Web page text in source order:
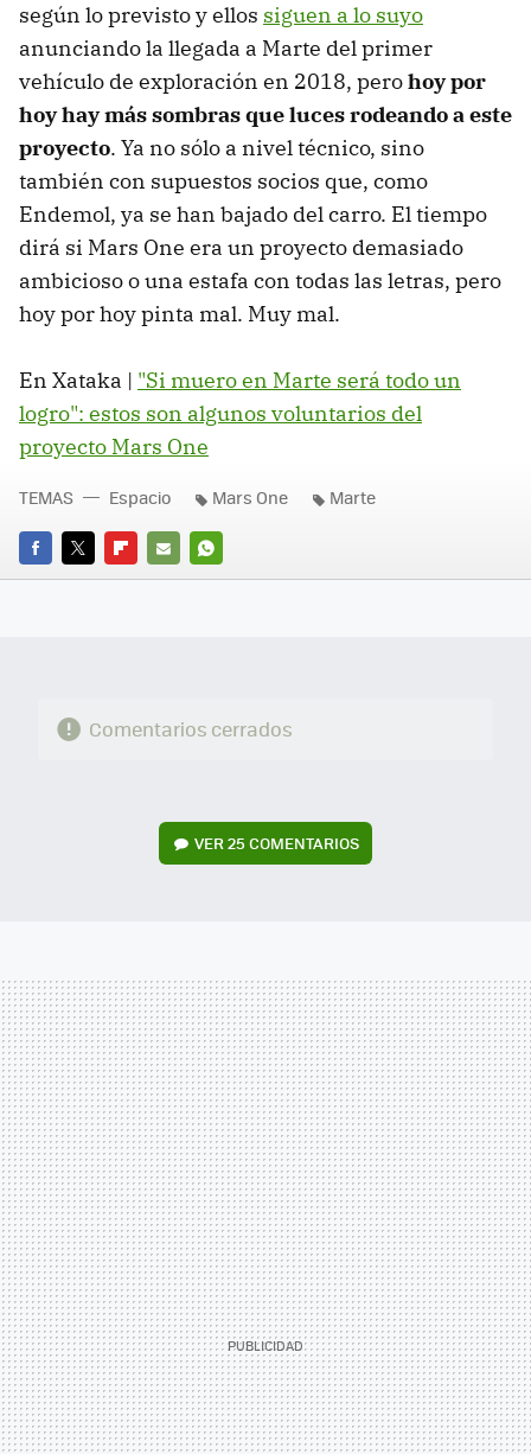
según lo previsto y ellos siguen a lo suyo
anunciando la llegada a Marte del primer
vehículo de exploración en 2018, perohoy por
hoy hay más sombras que luces rodeando a este
proyecto. Ya no sólo a nivel técnico, sino
también con supuestos socios que, como
Endemol, ya se han bajado del carro. El tiempo
dirá si Mars One era un proyecto demasiado
ambicioso o una estafa con todas las letras, pero
hoy por hoy pinta mal. Muy mal.
En Xataka | "Si muero en Marte será todo un
logro": estos son algunos voluntarios del
proyecto Mars One
FACEBOOK
TWITTERFLIPBOARD
E-
WHATSAPP
TEMAS Espacio Mars One Marte
Comentarios cerrados
VER25 COMENTARIOS